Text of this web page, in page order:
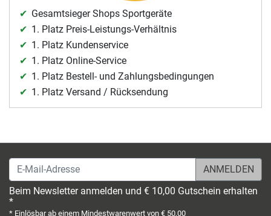
Gesamtsieger Shops Sportgeräte
1. Platz Preis-Leistungs-Verhältnis
1. Platz Kundenservice
1. Platz Online-Service
1. Platz Bestell- und Zahlungsbedingungen
1. Platz Versand / Rücksendung
E-Mail-Adresse
Beim Newsletter anmelden und € 10,00 Gutschein erhalten
*
* Einlösbar ab einem Mindestwarenwert von € 50,00